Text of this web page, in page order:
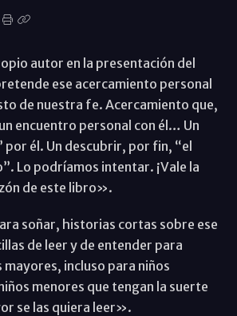
autor en la presentación del
ese acercamiento personal
de nuestra fe. Acercamiento que,
encuentro personal con él… Un
por él. Un descubrir, por fin, “el
Lo podríamos intentar. ¡Vale la
de este libro».
soñar, historias cortas sobre ese
de leer y de entender para
mayores, incluso para niños
menores que tengan la suerte
se las quiera leer».